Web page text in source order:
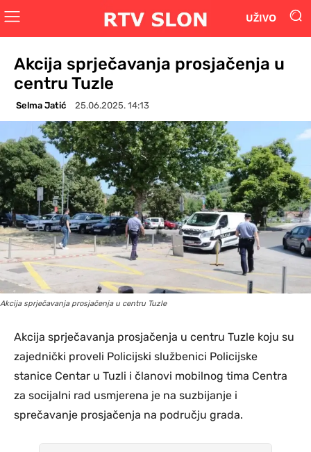
UŽIVO
Akcija sprječavanja prosjačenja u
centru Tuzle
Selma Jatić 25.06.2025. 14:13
Akcija sprječavanja prosjačenja u centru Tuzle
Akcija sprječavanja prosjačenja u centru Tuzle koju su
zajednički proveli Policijski službenici Policijske
stanice Centar u Tuzli i članovi mobilnog tima Centra
za socijalni rad usmjerena je na suzbijanje i
sprečavanje prosjačenja na području grada.